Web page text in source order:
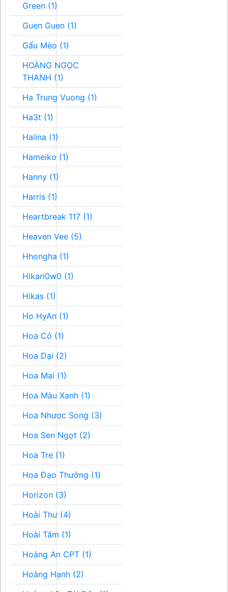
Green (1)
Guen Guen (1)
Gấu Mèo (1)
HOÀNG NGỌC
THANH (1)
Ha Trung Vuong (1)
Ha3t (1)
Halina (1)
Hameiko (1)
Hanny (1)
Harris (1)
Heartbreak 117 (1)
Heaven Vee (5)
Hhongha (1)
Hikari0w0 (1)
Hikas (1)
Ho HyAn (1)
Hoa Cỏ (1)
Hoa Dại (2)
Hoa Mai (1)
Hoa Màu Xanh (1)
Hoa Nhược Song (3)
Hoa Sen Ngọt (2)
Hoa Tre (1)
Hoa Đạo Thường (1)
Horizon (3)
Hoài Thư (4)
Hoài Tâm (1)
Hoàng An CPT (1)
Hoàng Hạnh (2)